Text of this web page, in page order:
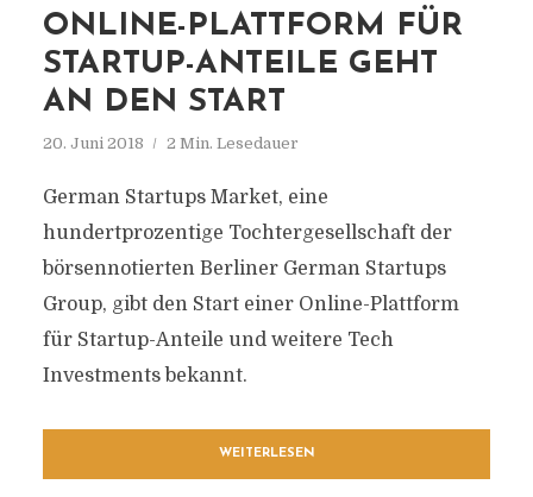
ONLINE-PLATTFORM FÜR
STARTUP-ANTEILE GEHT
AN DEN START
20. Juni 2018 2 Min. Lesedauer
German Startups Market, eine
hundertprozentige Tochtergesellschaft der
börsennotierten Berliner German Startups
Group, gibt den Start einer Online-Plattform
für Startup-Anteile und weitere Tech
Investments bekannt.
WEITERLESEN